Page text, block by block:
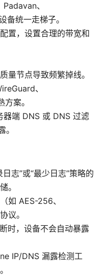
、
备统一走梯子。
置，设置合理的带宽和
量节点导致频繁掉线。
、
案。
器端 DNS 或 DNS 过滤
志”或“最少日志”策略的
。
如 AES-256、
议。
时，设备不会自动暴露
IP/DNS 漏露检测工